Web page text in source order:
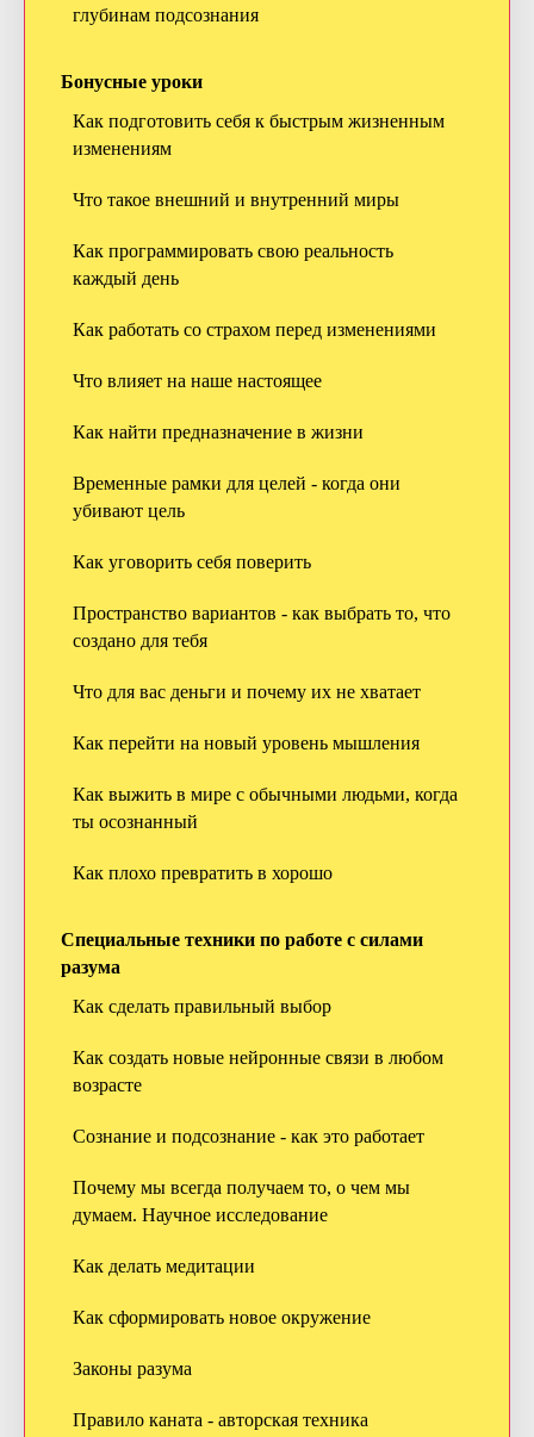
глубинам подсознания
Бонусные уроки
Как подготовить себя к быстрым жизненным
изменениям
Что такое внешний и внутренний миры
Как программировать свою реальность
каждый день
Как работать со страхом перед изменениями
Что влияет на наше настоящее
Как найти предназначение в жизни
Временные рамки для целей - когда они
убивают цель
Как уговорить себя поверить
Пространство вариантов - как выбрать то, что
создано для тебя
Что для вас деньги и почему их не хватает
Как перейти на новый уровень мышления
Как выжить в мире с обычными людьми, когда
ты осознанный
Как плохо превратить в хорошо
Специальные техники по работе с силами
разума
Как сделать правильный выбор
Как создать новые нейронные связи в любом
возрасте
Сознание и подсознание - как это работает
Почему мы всегда получаем то, о чем мы
думаем. Научное исследование
Как делать медитации
Как сформировать новое окружение
Законы разума
Правило каната - авторская техника